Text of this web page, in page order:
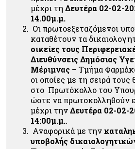
μέχρι τη Δευτέρα 02-02-
14.00μ.μ.
Οι πρωτοεξεταζόμενοι
καταθέτουν τα
οικείες τους
Διευθύνσεις Δημόσιας
Μέριμνας – Τμήμα
οι οποίες με τη σειρά τους
στο Πρωτόκολλο του
ώστε να πρωτοκολληθούν
μέχρι τηνΔευτέρα 02-02-
14:00μ.μ..
Αναφορικά με την
υποβολής